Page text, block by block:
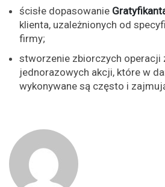
ścisłe dopasowanie
klienta, uzależnionych od
firmy;
stworzenie zbiorczych operacji
jednorazowych akcji, które w
wykonywane są często i